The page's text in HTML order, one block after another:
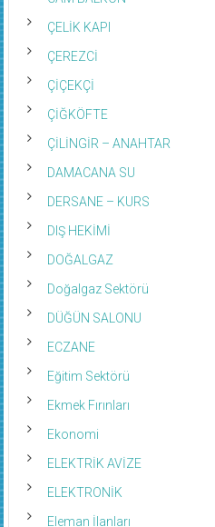
ÇELİK KAPI
ÇEREZCİ
ÇİÇEKÇİ
ÇİĞKÖFTE
ÇİLİNGİR – ANAHTAR
DAMACANA SU
DERSANE – KURS
DIŞ HEKİMİ
DOĞALGAZ
Doğalgaz Sektörü
DÜĞÜN SALONU
ECZANE
Eğitim Sektörü
Ekmek Fırınları
Ekonomi
ELEKTRİK AVİZE
ELEKTRONİK
Eleman İlanları